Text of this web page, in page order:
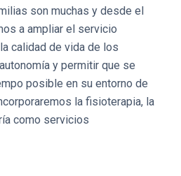
son muchas y desde el
a ampliar el servicio
calidad de vida de los
y permitir que se
posible en su entorno de
la fisioterapia, la
como servicios